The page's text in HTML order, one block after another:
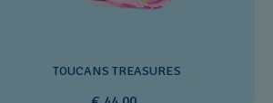
TOUCANS TREASURES